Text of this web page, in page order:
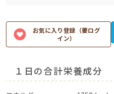
お気に入り登録（要ログ
イン）
１日の合計栄養成分